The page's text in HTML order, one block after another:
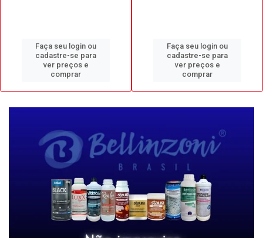
Faça seu login ou
cadastre-se para
ver preços e
comprar
Faça seu login ou
cadastre-se para
ver preços e
comprar